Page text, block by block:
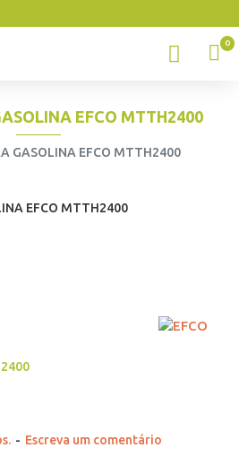
0
GASOLINA EFCO MTTH2400
EFCO MTTH2400
- Escreva um comentário